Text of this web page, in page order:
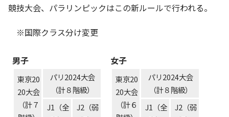
競技大会、パラリンピックはこの新ルールで行われる。
※国際クラス分け変更
男子
東京20
20大会
（計７
パリ2024大会
（計８階級）
J1（全
J2（弱
女子
東京20
20大会
（計６
パリ2024大会
（計８階級）
J1（全
J2（弱